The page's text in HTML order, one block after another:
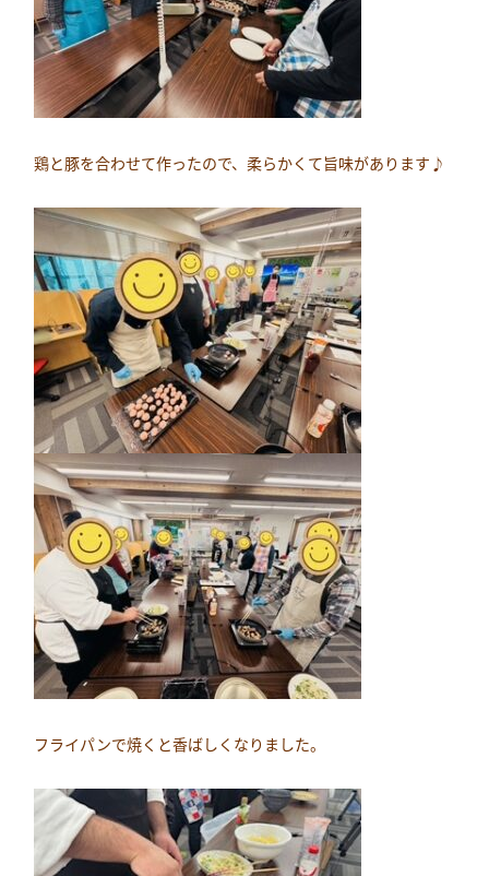
鶏と豚を合わせて作ったので、柔らかくて旨味があります♪
フライパンで焼くと香ばしくなりました。